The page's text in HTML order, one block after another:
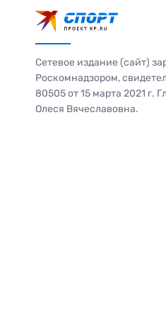
Сетевое издание (сайт)
Роскомнадзором,
80505 от 15 марта 2021 г.
Олеся Вячеславовна.